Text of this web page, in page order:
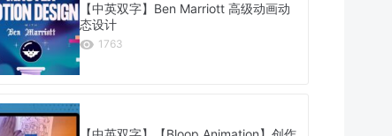
【中英双字】Ben Marriott 高级动画动
态设计
1763